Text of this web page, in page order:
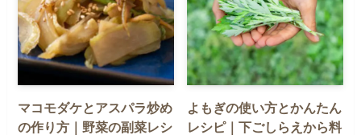
マコモダケとアスパラ炒め
の作り方｜野菜の副菜レシ
よもぎの使い方とかんたん
レシピ｜下ごしらえから料